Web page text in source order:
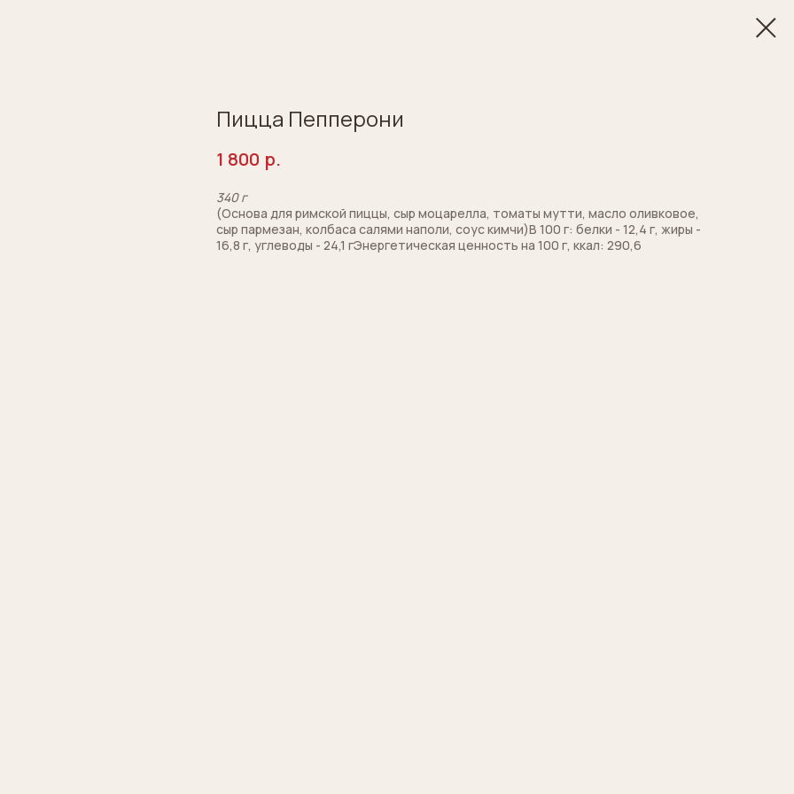
Пицца Пепперони
1 800 р.
340 г
(Основа для римской пиццы, сыр моцарелла, томаты мутти, масло оливковое,
сыр пармезан, колбаса салями наполи, соус кимчи)В 100 г: белки - 12,4 г, жиры -
16,8 г, углеводы - 24,1 гЭнергетическая ценность на 100 г, ккал: 290,6